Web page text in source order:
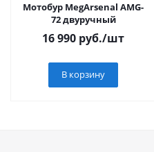
Мотобур MegArsenal AMG-
72 двуручный
16 990 руб./шт
В корзину